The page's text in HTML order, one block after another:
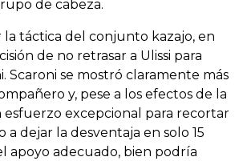
de cabeza.
la táctica del conjunto kazajo, en
de no retrasar a Ulissi para
Scaroni se mostró claramente más
y, pese a los efectos de la
esfuerzo excepcional para recortar
dejar la desventaja en solo 15
apoyo adecuado, bien podría